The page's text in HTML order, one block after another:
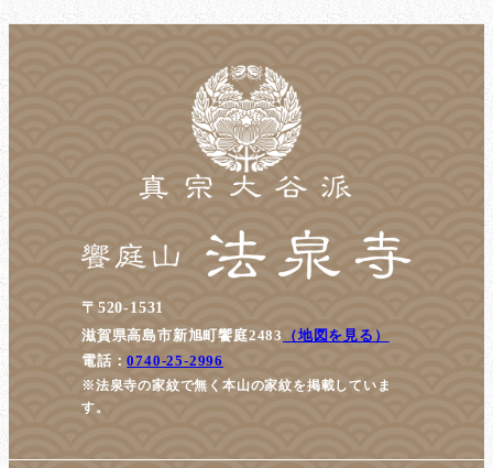
〒520-1531
滋賀県高島市新旭町饗庭2483
（地図を見る）
電話：0740-25-2996
※法泉寺の家紋で無く本山の家紋を掲載していま
す。